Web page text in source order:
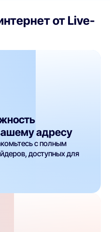
от Live-
адресу
с полным
доступных для